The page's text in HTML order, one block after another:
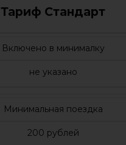
Тариф Стандарт
Включено в минималку
не указано
Минимальная поездка
200 рублей